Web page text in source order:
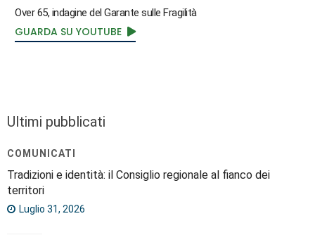
Over 65, indagine del Garante sulle Fragilità
GUARDA SU YOUTUBE
Ultimi pubblicati
COMUNICATI
Tradizioni e identità: il Consiglio regionale al fianco dei
territori
Luglio 31, 2026